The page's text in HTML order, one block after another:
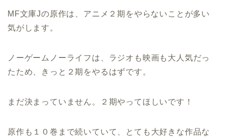
MF文庫Jの原作は、アニメ２期をやらないことが多い
気がします。
ノーゲームノーライフは、ラジオも映画も大人気だっ
たため、きっと２期をやるはずです。
まだ決まっていません。２期やってほしいです！
原作も１０巻まで続いていて、とても大好きな作品な